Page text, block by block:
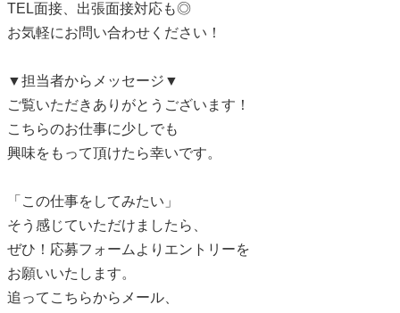
TEL面接、出張面接対応も◎
お気軽にお問い合わせください！
▼担当者からメッセージ▼
ご覧いただきありがとうございます！
こちらのお仕事に少しでも
興味をもって頂けたら幸いです。
「この仕事をしてみたい」
そう感じていただけましたら、
ぜひ！応募フォームよりエントリーを
お願いいたします。
追ってこちらからメール、